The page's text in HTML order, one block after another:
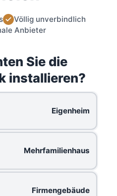
Völlig unverbindlich
Anbieter
Sie die
installieren?
Eigenheim
Mehrfamilienhaus
Firmengebäude